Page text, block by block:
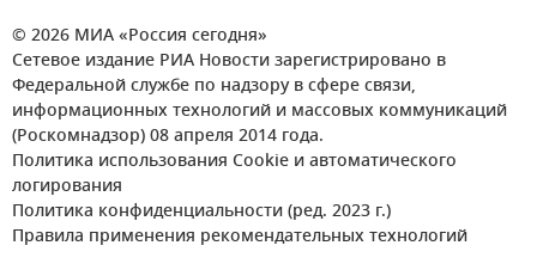
© 2026 МИА «Россия сегодня»
Сетевое издание РИА Новости зарегистрировано в
Федеральной службе по надзору в сфере связи,
информационных технологий и массовых коммуникаций
(Роскомнадзор) 08 апреля 2014 года.
Политика использования Cookie и автоматического
логирования
Политика конфиденциальности (ред. 2023 г.)
Правила применения рекомендательных технологий